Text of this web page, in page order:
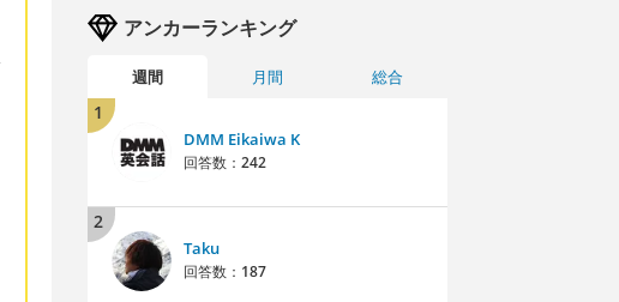
アンカーランキング
週間 月間 総合
1
DMM Eikaiwa K
回答数： 242
2
Taku
回答数： 187